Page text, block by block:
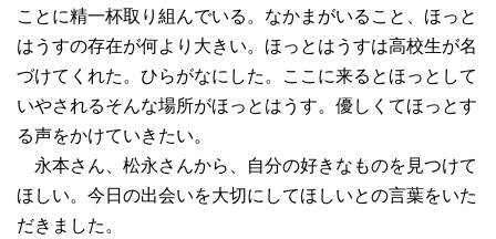
ことに精一杯取り組んでいる。なかまがいること、ほっと
はうすの存在が何より大きい。ほっとはうすは高校生が名
づけてくれた。ひらがなにした。ここに来るとほっとして
いやされるそんな場所がほっとはうす。優しくてほっとす
る声をかけていきたい。
永本さん、松永さんから、自分の好きなものを見つけて
ほしい。今日の出会いを大切にしてほしいとの言葉をいた
だきました。